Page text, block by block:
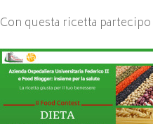
Con questa ricetta